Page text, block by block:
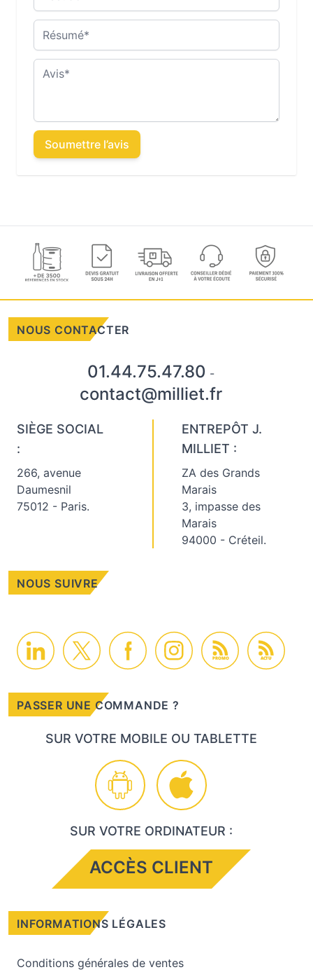
Résumé
Avis
Soumettre l’avis
NOUS CONTACTER
01.44.75.47.80 -
contact@milliet.fr
SIÈGE SOCIAL
:
266, avenue
Daumesnil
75012 - Paris.
ENTREPÔT J.
MILLIET :
ZA des Grands
Marais
3, impasse des
Marais
94000 - Créteil.
NOUS SUIVRE
PROMO ACTU
PASSER UNE COMMANDE ?
SUR VOTRE MOBILE OU TABLETTE
SUR VOTRE ORDINATEUR :
ACCÈS CLIENT
INFORMATIONS LÉGALES
Conditions générales de ventes